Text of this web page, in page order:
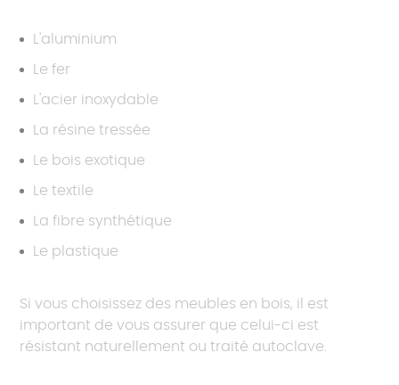
L'aluminium
Le fer
L'acier inoxydable
La résine tressée
Le bois exotique
Le textile
La fibre synthétique
Le plastique
Si vous choisissez des meubles en bois, il est
important de vous assurer que celui-ci est
résistant naturellement ou traité autoclave.